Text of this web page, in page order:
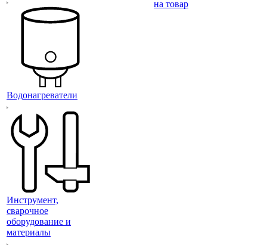
Водонагреватели
Инструмент,
сварочное
оборудование и
материалы
на товар